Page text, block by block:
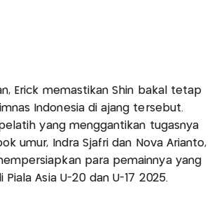
Erick memastikan Shin bakal tetap
Indonesia di ajang tersebut.
yang menggantikan tugasnya
umur, Indra Sjafri dan Nova Arianto,
para pemainnya yang
Piala Asia U-20 dan U-17 2025.